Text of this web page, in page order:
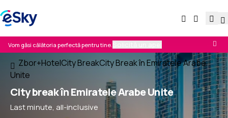
Vom găsi călătoria perfectă pentru tine.
Zbor+HotelCity BreakCity Break în Emiratele Arabe
Unite
City break în Emiratele Arabe Unite
Last minute, all-inclusive